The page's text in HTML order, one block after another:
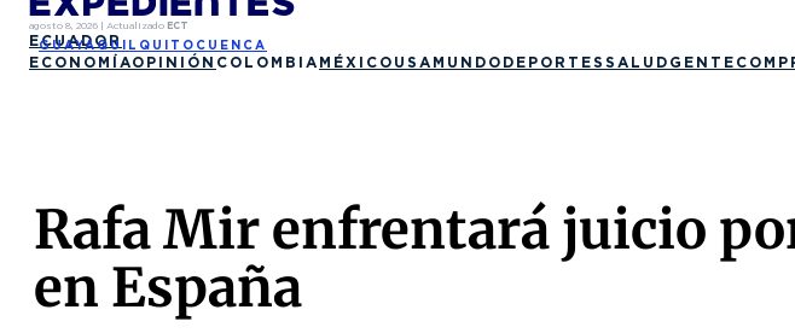
agosto 8, 2026 | Actualizado ECT
ECUADOR
GUAYAQUIL QUITO CUENCA
ECONOMÍAOPINIÓN COLOMBIA MÉXICO USA MUNDO DEPORTES SALUD GENTE
Rafa Mir enfrentará juicio
en España